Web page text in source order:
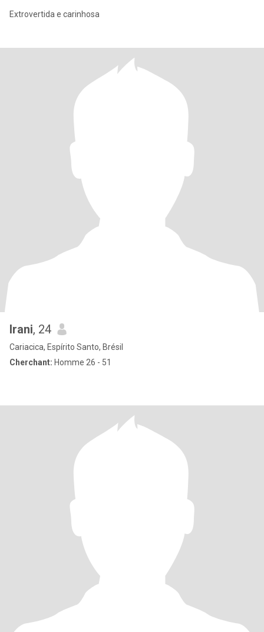
Extrovertida e carinhosa
Irani, 24
Cariacica, Espírito Santo, Brésil
Cherchant: Homme 26 - 51